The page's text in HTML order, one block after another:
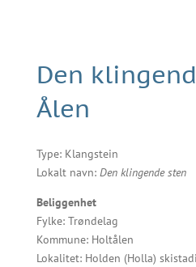
Den
Ålen
Type: Klangstein
Lokalt navn: Den klingende sten
Beliggenhet
Fylke: Trøndelag
Kommune: Holtålen
Lokalitet: Holden (Holla)